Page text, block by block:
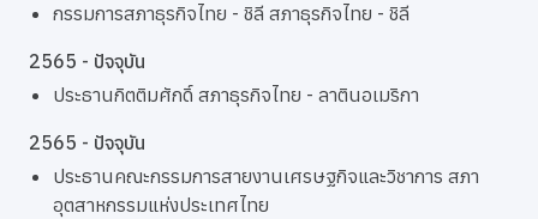
กรรมการสภาธุรกิจไทย - ชิลี สภาธุรกิจไทย - ชิลี
2565 - ปัจจุบัน
ประธานกิตติมศักดิ์ สภาธุรกิจไทย - ลาตินอเมริกา
2565 - ปัจจุบัน
ประธานคณะกรรมการสายงานเศรษฐกิจและวิชาการ สภา
อุตสาหกรรมแห่งประเทศไทย